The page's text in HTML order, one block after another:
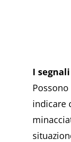
I
indicare